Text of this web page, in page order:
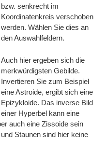
bzw. senkrecht im
Koordinatenkreis verschoben
werden. Wählen Sie dies an
den Auswahlfeldern.
Auch hier ergeben sich die
merkwürdigsten Gebilde.
Invertieren Sie zum Beispiel
eine Astroide, ergibt sich eine
Epizykloide. Das inverse Bild
einer Hyperbel kann eine
auch eine Zissoide sein
Staunen sind hier keine